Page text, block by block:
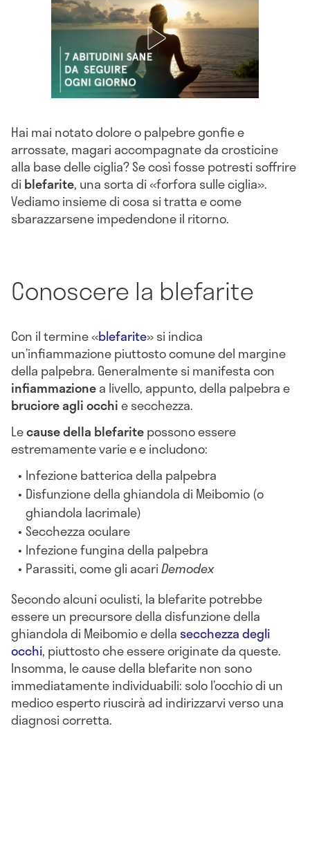
Hai mai notato dolore o palpebre gonfie e
arrossate, magari accompagnate da crosticine
alla base delle ciglia? Se così fosse potresti soffrire
di blefarite, una sorta di «forfora sulle ciglia».
Vediamo insieme di cosa si tratta e come
sbarazzarsene impedendone il ritorno.
Conoscere la blefarite
Con il termine «blefarite» si indica
un’infiammazione piuttosto comune del margine
della palpebra. Generalmente si manifesta con
infiammazionea livello, appunto, della palpebra e
bruciore agli occhie secchezza.
Lecause della blefaritepossono essere
estremamente varie e e includono:
Infezione batterica della palpebra
Disfunzione della ghiandola di Meibomio (o
ghiandola lacrimale)
Secchezza oculare
Infezione fungina della palpebra
Parassiti, come gli acariDemodex
Secondo alcuni oculisti, la blefarite potrebbe
essere un precursore della disfunzione della
ghiandola di Meibomio e della secchezza degli
occhi, piuttosto che essere originate da queste.
Insomma, le cause della blefarite non sono
immediatamente individuabili: solo l’occhio di un
medico esperto riuscirà ad indirizzarvi verso una
diagnosi corretta.